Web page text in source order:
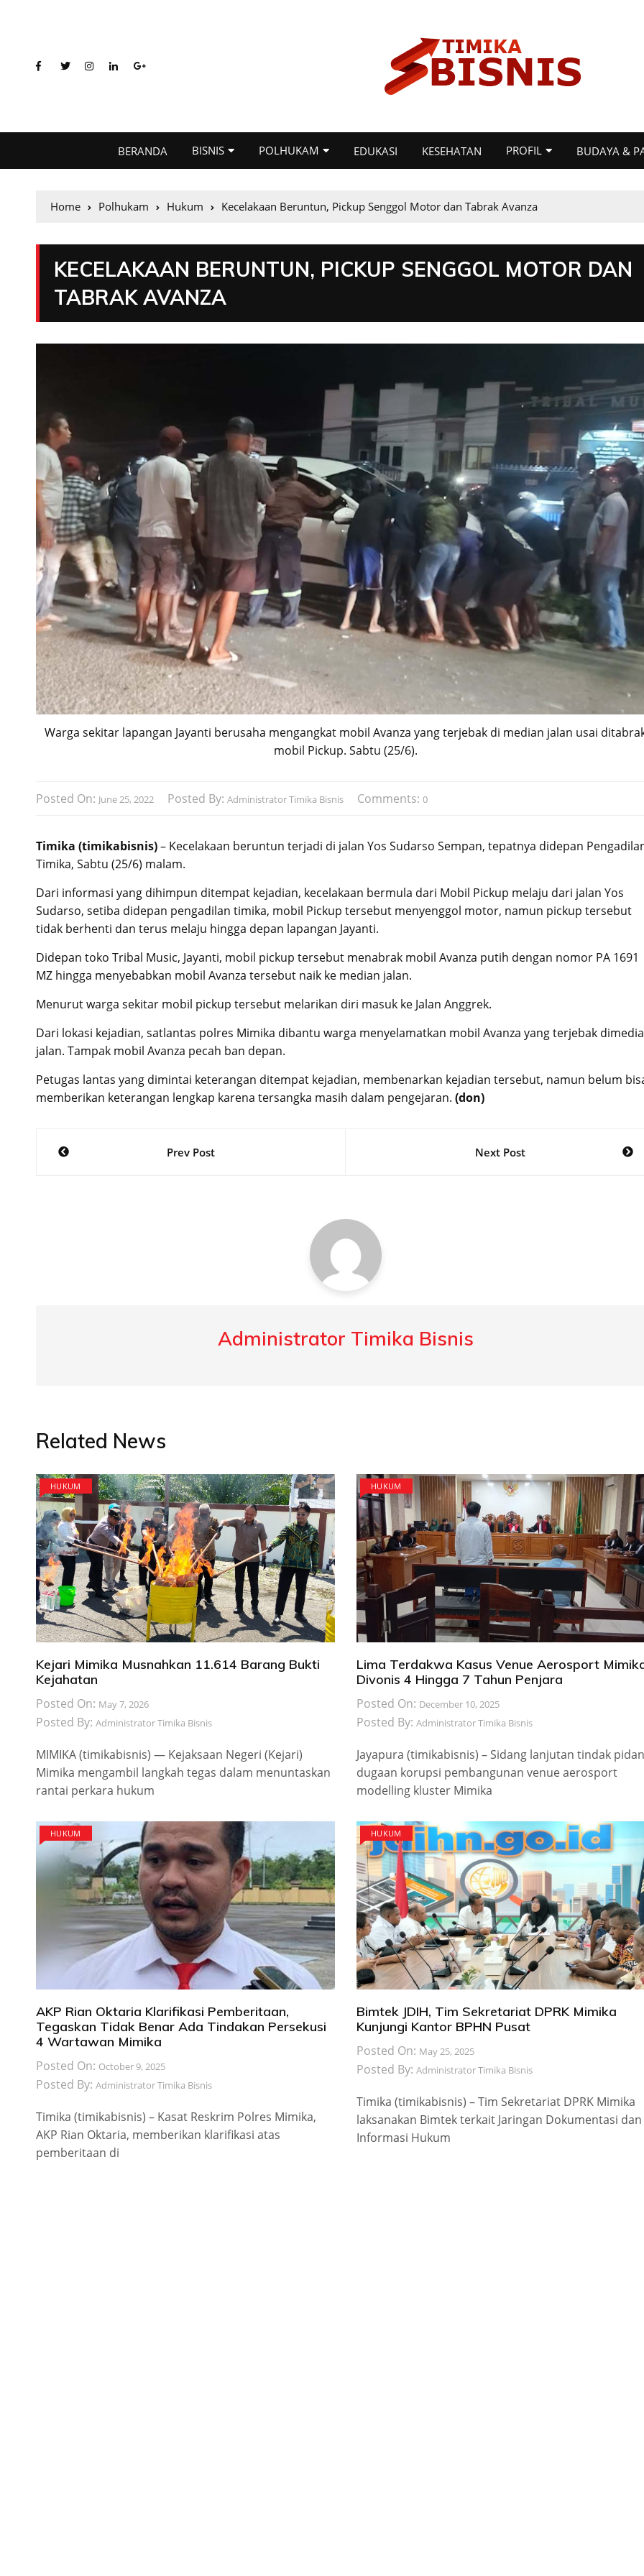
BERANDA BISNIS POLHUKAM EDUKASI KESEHATAN PROFIL BUDAYA &
Home Polhukam Hukum Kecelakaan Beruntun, Pickup Senggol Motor dan Tabrak Avanza
KECELAKAAN BERUNTUN, PICKUP SENGGOL MOTOR DAN
TABRAK AVANZA
Warga sekitar lapangan Jayanti berusaha mengangkat mobil Avanza yang terjebak di median jalan usai
mobil Pickup. Sabtu (25/6).
Posted On: June 25, 2022 Posted By: Administrator Timika Bisnis Comments: 0
Timika (timikabisnis)– Kecelakaan beruntun terjadi di jalan Yos Sudarso Sempan, tepatnya didepan
Timika, Sabtu (25/6) malam.
Dari informasi yang dihimpun ditempat kejadian, kecelakaan bermula dari Mobil Pickup melaju dari jalan Yos
Sudarso, setiba didepan pengadilan timika, mobil Pickup tersebut menyenggol motor, namun pickup tersebut
tidak berhenti dan terus melaju hingga depan lapangan Jayanti.
Didepan toko Tribal Music, Jayanti, mobil pickup tersebut menabrak mobil Avanza putih dengan nomor PA 1691
MZ hingga menyebabkan mobil Avanza tersebut naik ke median jalan.
Menurut warga sekitar mobil pickup tersebut melarikan diri masuk ke Jalan Anggrek.
Dari lokasi kejadian, satlantas polres Mimika dibantu warga menyelamatkan mobil Avanza yang terjebak
jalan. Tampak mobil Avanza pecah ban depan.
Petugas lantas yang dimintai keterangan ditempat kejadian, membenarkan kejadian tersebut, namun belum
memberikan keterangan lengkap karena tersangka masih dalam pengejaran. (don)
Post
Prev Post Next Post
Administrator Timika Bisnis
Related News
HUKUM
Kejari Mimika Musnahkan 11.614 Barang Bukti
Kejahatan
Posted On: May 7, 2026
Posted By: Administrator Timika Bisnis
​MIMIKA (timikabisnis) — Kejaksaan Negeri (Kejari)
Mimika mengambil langkah tegas dalam menuntaskan
rantai perkara hukum
HUKUM
Lima Terdakwa Kasus Venue Aerosport
Divonis 4 Hingga 7 Tahun Penjara
Posted On: December 10, 2025
Posted By: Administrator Timika Bisnis
Jayapura (timikabisnis) – Sidang lanjutan tindak
dugaan korupsi pembangunan venue aerosport
modelling kluster Mimika
HUKUM
AKP Rian Oktaria Klarifikasi Pemberitaan,
Tegaskan Tidak Benar Ada Tindakan Persekusi
4 Wartawan Mimika
Posted On: October 9, 2025
Posted By: Administrator Timika Bisnis
Timika (timikabisnis) – Kasat Reskrim Polres Mimika,
AKP Rian Oktaria, memberikan klarifikasi atas
pemberitaan di
HUKUM
Bimtek JDIH, Tim Sekretariat DPRK Mimika
Kunjungi Kantor BPHN Pusat
Posted On: May 25, 2025
Posted By: Administrator Timika Bisnis
Timika (timikabisnis) – Tim Sekretariat DPRK Mimika
laksanakan Bimtek terkait Jaringan Dokumentasi dan
Informasi Hukum